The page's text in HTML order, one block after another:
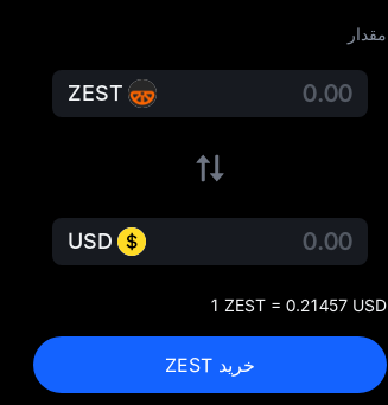
مقدار
ZEST
USD
1 ZEST = 0.21457 USD
خرید ZEST